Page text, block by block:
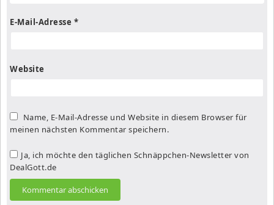
E-Mail-Adresse *
Website
Name, E-Mail-Adresse und Website in diesem Browser für
meinen nächsten Kommentar speichern.
Ja, ich möchte den täglichen Schnäppchen-Newsletter von
DealGott.de